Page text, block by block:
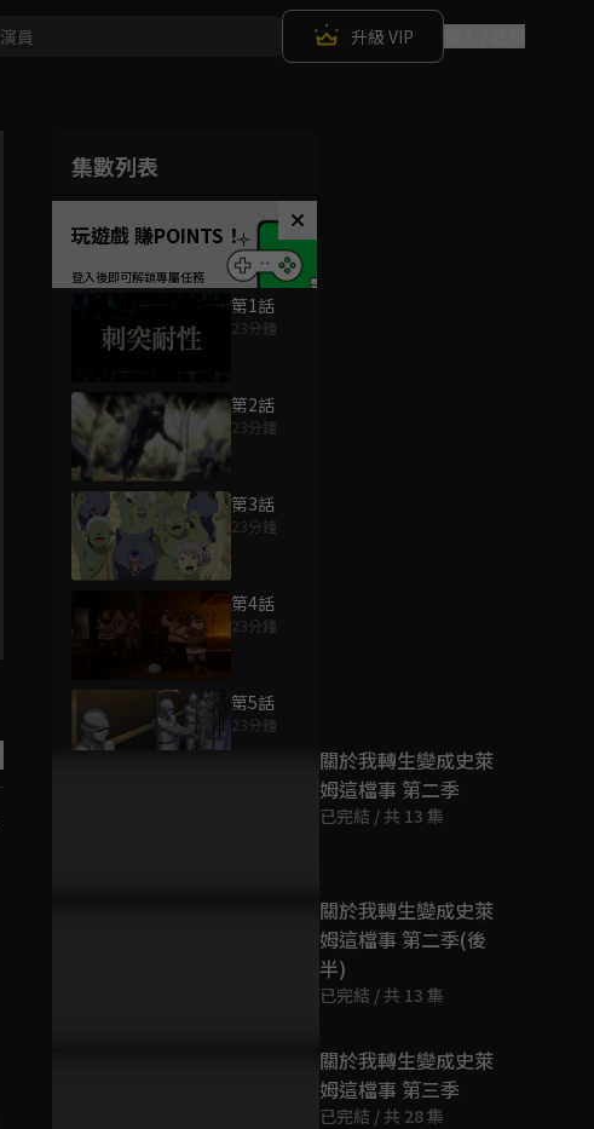
升級 VIP
集數列表
玩遊戲 賺POINTS！
第1話
23分鐘
第2話
23分鐘
第3話
23分鐘
第4話
23分鐘
第5話
23分鐘
為您推薦
關於我轉生變成史萊
姆這檔事 第二季
已完結 / 共 13 集
關於我轉生變成史萊
姆這檔事 第二季(後
半)
已完結 / 共 13 集
關於我轉生變成史萊
姆這檔事 第三季
已完結 / 共 28 集